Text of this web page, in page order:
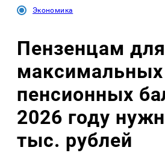
Экономика
Пензенцам для
максимальных
пенсионных
2026 году
тыс. рублей